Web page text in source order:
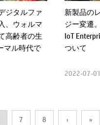
ジタルファ
、ウォルマ
高齢者の生
マル時代で
新製品の
ジー変遷
IoT
ついて
2022-07-01
7 8 › »